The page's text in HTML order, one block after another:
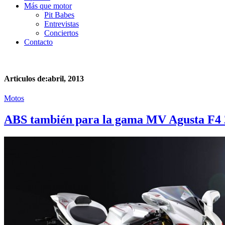
Más que motor
Pit Babes
Entrevistas
Conciertos
Contacto
Articulos de:abril, 2013
Motos
ABS también para la gama MV Agusta F4